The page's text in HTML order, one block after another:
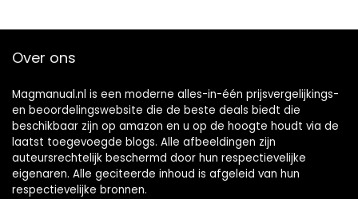
Over ons
Magmanual.nl is een moderne alles-in-één prijsvergelijkings-
en beoordelingswebsite die de beste deals biedt die
beschikbaar zijn op amazon en u op de hoogte houdt via de
laatst toegevoegde blogs. Alle afbeeldingen zijn
auteursrechtelijk beschermd door hun respectievelijke
eigenaren. Alle geciteerde inhoud is afgeleid van hun
respectievelijke bronnen.